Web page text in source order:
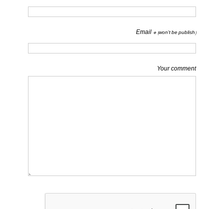
Email * (won't be publish)
Your comment